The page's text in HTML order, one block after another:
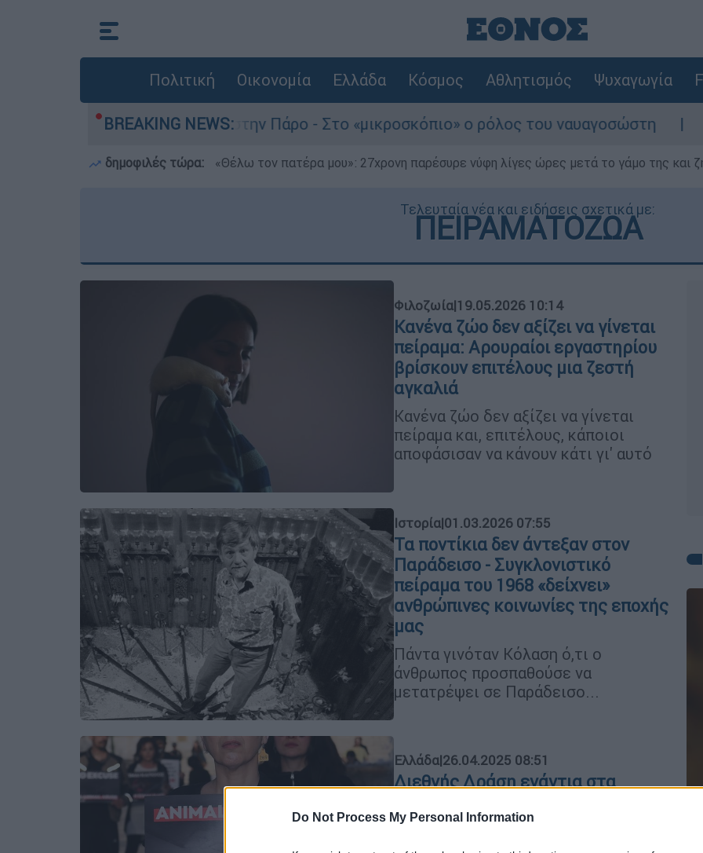
Do Not Process My Personal Information
Πολιτική Οικονομία Ελλάδα Κόσμος Αθλητισμός Ψυχαγωγία
BREAKING NEWS:
του 4χρονου στην Πάρο - Στο «μικροσκόπιο» ο ρόλος του ναυαγοσώστη
δημοφιλές τώρα: «Θέλω τον πατέρα μου»: 27χρονη παρέσυρε νύφη λίγες ώρες μετά το γάμο της και
Τελευταία νέα και ειδήσεις σχετικά με:
ΠΕΙΡΑΜΑΤΟΖΩΑ
Φιλοζωία|19.05.2026 10:14
Κανένα ζώο δεν αξίζει να γίνεται
πείραμα: Aρουραίοι εργαστηρίου
βρίσκουν επιτέλους μια ζεστή
αγκαλιά
Κανένα ζώο δεν αξίζει να γίνεται
πείραμα και, επιτέλους, κάποιοι
αποφάσισαν να κάνουν κάτι γι' αυτό
Ιστορία|01.03.2026 07:55
Τα ποντίκια δεν άντεξαν στον
Παράδεισο - Συγκλονιστικό
πείραμα του 1968 «δείχνει»
ανθρώπινες κοινωνίες της εποχής
μας
Πάντα γινόταν Κόλαση ό,τι ο
άνθρωπος προσπαθούσε να
μετατρέψει σε Παράδεισο...
Ελλάδα|26.04.2025 08:51
Διεθνής Δράση ενάντια στα
συμμετέχει πρώτη φορά - Πώς